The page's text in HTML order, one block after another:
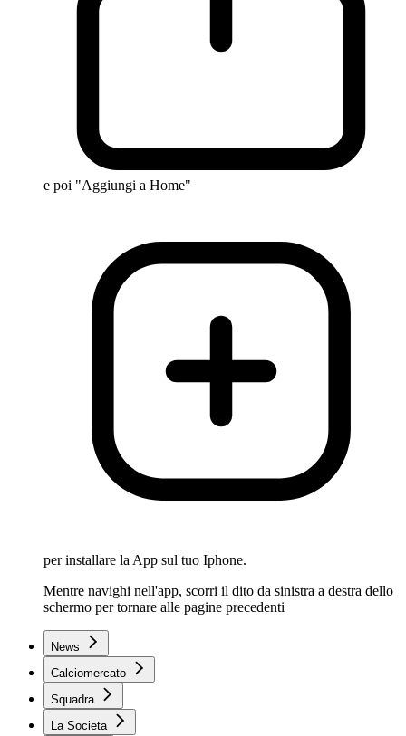
e poi "Aggiungi a Home"
per installare la App sul tuo Iphone.
Mentre navighi nell'app, scorri il dito da sinistra a destra dello
schermo per tornare alle pagine precedenti
News
Calciomercato
Squadra
La Societa